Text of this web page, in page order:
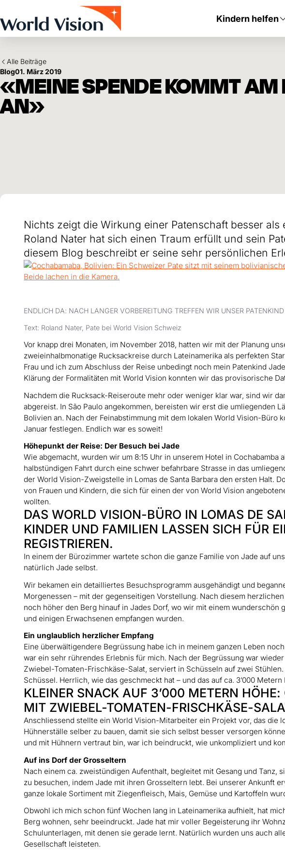
Kindern helfen
Alle Beiträge
Blog01. März 2019
«MEINE SPENDE KOMMT AM
AN»
Nichts zeigt die Wirkung einer Patenschaft besser
Roland Nater hat sich einen Traum erfüllt und sein
diesem Blog beschreibt er seine sehr persönlichen
ENDLICH DA: NACH LANGER VORBEREITUNG TREFFEN WIR UNSER
Text: Roland Nater, Pate bei World Vision Schweiz
Vor knapp drei Monaten, im November 2018, hatten wir mit der Planung
zweieinhalbmonatige Rucksackreise durch Lateinamerika als perfekten
Frau und ich zum Abschluss der Reise unbedingt noch mein Patenkind
Klärung der Formalitäten mit World Vision konnten wir das provisorische
Nachdem die Rucksack-Reiseroute mehr oder weniger klar war, sind wir
abgereist. In São Paulo angekommen, bereisten wir erst die umliegenden
Bolivien an. Nach der Feinabstimmung mit dem lokalen World Vision-Büro
Januar festlegen. Endlich war es soweit!
Höhepunkt der Reise: Der Besuch bei Jade
Wie abgemacht, wurden wir um 8:15 Uhr in unserem Hotel in Cochabamba
halbstündigen Fahrt durch eine schwer befahrbare Strasse in das
der World Vision-Zweigstelle in Lomas de Santa Barbara den ersten Halt.
von Frauen und Kindern, die sich für einen der von World Vision
wollten.
DAS WORLD VISION-BÜRO IN LOMAS DE
KINDER UND FAMILIEN LASSEN SICH FÜR
REGISTRIEREN.
In einem der Bürozimmer wartete schon die ganze Familie von Jade auf
natürlich Jade selbst.
Wir bekamen ein detailliertes Besuchsprogramm ausgehändigt und
Morgenessen – mit der gegenseitigen Vorstellung. Nach diesem
noch höher den Berg hinauf in Jades Dorf, wo wir mit einem
und einigen Erwachsenen empfangen wurden.
Ein unglaublich herzlicher Empfang
Eine überwältigendere Begrüssung habe ich in meinem ganzen Leben
war ein sehr rührendes Erlebnis für mich. Nach der Begrüssung war
Zwiebel-Tomaten-Frischkäse-Salat, serviert in Schüsseln auf zwei
Schüssel. Herrlich, wie das geschmeckt hat – und das auf ca. 3’000 Metern
KLEINER SNACK AUF 3’000 METERN
MIT ZWIEBEL-TOMATEN-FRISCHKÄSE-
Anschliessend stellte ein World Vision-Mitarbeiter ein Projekt vor, das die
Hühnerställe selber zu bauen, damit sie sich selbst besser versorgen
und mit Hühnern vertraut bin, war ich beindruckt, wie unkompliziert und
Auf ins Dorf der Grosseltern
Nach einem ca. zweistündigen Aufenthalt, begleitet mit Gesang und Tanz,
zu besuchen, indem Jade mit ihren Grosseltern lebt. Bei unserer Ankunft
ganze lokale Sortiment mit Ziegenfleisch, Mais, Gemüse und Kartoffeln
Obwohl ich mich schon fünf Wochen lang in Lateinamerika aufhielt, hat
Berg wohnen, sehr beeindruckt. Jade hat mir voller Begeisterung ihr
Schulunterlagen, mit denen sie gerade lernt. Natürlich wurden uns auch
Gesellschaft leisteten.